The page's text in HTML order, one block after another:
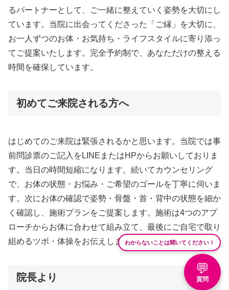
るパートナーとして、ご一緒に整えていく姿勢を大切にし
ています。当院に出会ってくださった「ご縁」を大切に、
お一人ずつのお体・お気持ち・ライフスタイルに寄り添っ
てご提案いたします。完全予約制で、あなただけの整える
時間を確保しています。
初めてご来院される方へ
はじめてのご来院は緊張されるかと思います。当院では事
前問診票のご記入をLINEまたはHPからお願いしておりま
す。当日の時間短縮になります。続いてカウンセリング
で、お体の状態・お悩み・ご希望のゴールを丁寧に伺いま
す。次にお体の確認で姿勢・骨盤・首・背中の状態を細か
く確認し、施術プランをご提案します。施術は4つのアプ
ローチからお体に合わせて組み立て、最後にご自宅で取り
組めるツボ・体操をお伝えします。
院長より
わからないことは聞いてください！
💬
質問